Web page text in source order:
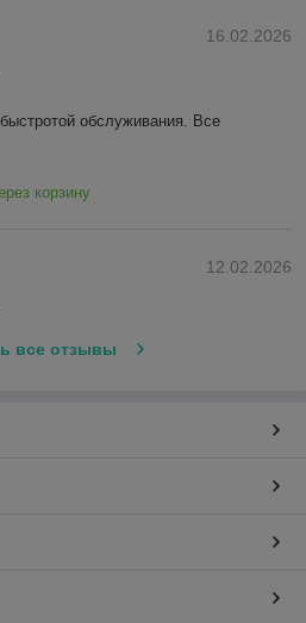
16.02.2026
обслуживания. Все
корзину
12.02.2026
все отзывы